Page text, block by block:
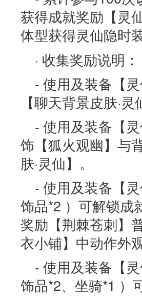
获得成就奖励【灵
体型获得灵仙隐时装
· 收集奖励说明：
- 使用及装备【
【聊天背景皮肤·灵
- 使用及装备【
饰【狐火观幽】与
肤·灵仙】。
- 使用及装备【
饰品*2 ）可解锁成
奖励【荆棘苍刺】
衣小铺】中动作外
- 使用及装备【
饰品*2、坐骑*1 ）